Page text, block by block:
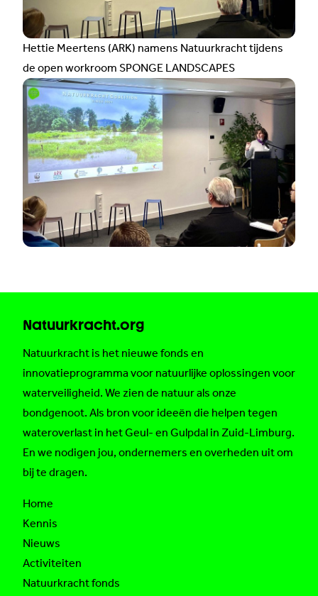
Hettie Meertens (ARK) namens Natuurkracht tijdens
de open workroom SPONGE LANDSCAPES
Natuurkracht.org
Natuurkracht is het nieuwe fonds en
innovatieprogramma voor natuurlijke oplossingen voor
waterveiligheid. We zien de natuur als onze
bondgenoot. Als bron voor ideeën die helpen tegen
wateroverlast in het Geul- en Gulpdal in Zuid-Limburg.
En we nodigen jou, ondernemers en overheden uit om
bij te dragen.
Home
Kennis
Nieuws
Activiteiten
Natuurkracht fonds